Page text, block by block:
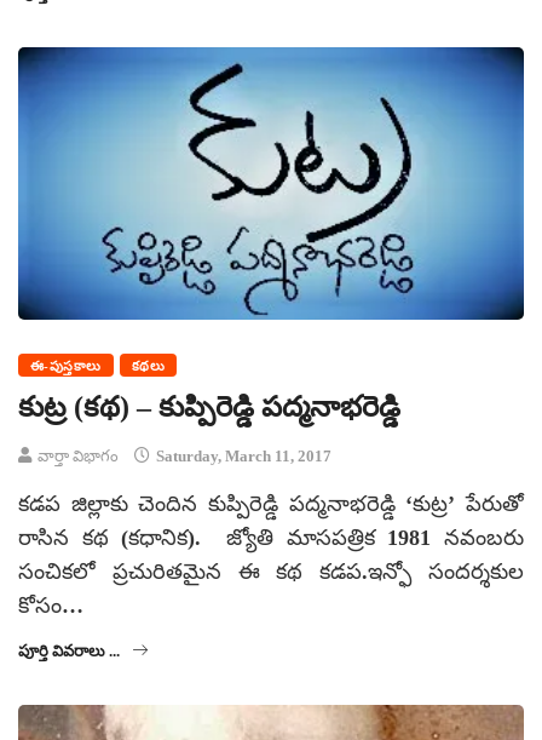
ఈ-పుస్తకాలు కథలు
కుట్ర (కథ) – కుప్పిరెడ్డి పద్మనాభరెడ్డి
వార్తా విభాగం Saturday, March 11, 2017
కడప జిల్లాకు చెందిన కుప్పిరెడ్డి పద్మనాభరెడ్డి ‘కుట్ర’ పేరుతో
రాసిన కథ (కధానిక). జ్యోతి మాసపత్రిక 1981 నవంబరు
సంచికలో ప్రచురితమైన ఈ కథ కడప.ఇన్ఫో సందర్శకుల
కోసం…
పూర్తి వివరాలు ...